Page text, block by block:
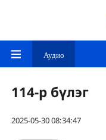
Аудио
114-р бүлэг
2025-05-30 08:34:47